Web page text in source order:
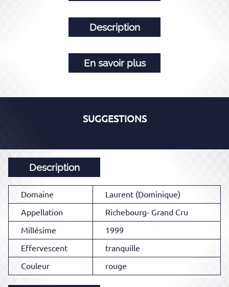
Description
En savoir plus
SUGGESTIONS
Description
Domaine
Laurent (Dominique)
Appellation
Richebourg- Grand Cru
Millésime
1999
Effervescent
tranquille
Couleur
rouge